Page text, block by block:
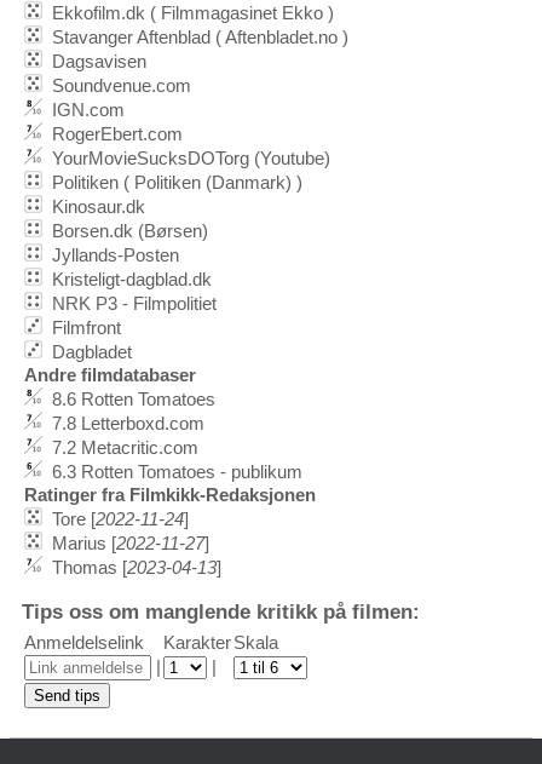
Ekkofilm.dk ( Filmmagasinet Ekko )
Stavanger Aftenblad ( Aftenbladet.no )
Dagsavisen
Soundvenue.com
IGN.com
RogerEbert.com
YourMovieSucksDOTorg (Youtube)
Politiken ( Politiken (Danmark) )
Kinosaur.dk
Borsen.dk (Børsen)
Jyllands-Posten
Kristeligt-dagblad.dk
NRK P3 - Filmpolitiet
Filmfront
Dagbladet
Andre filmdatabaser
8.6 Rotten Tomatoes
7.8 Letterboxd.com
7.2 Metacritic.com
6.3 Rotten Tomatoes - publikum
Ratinger fra Filmkikk-Redaksjonen
Tore [2022-11-24]
Marius [2022-11-27]
Thomas [2023-04-13]
Tips oss om manglende kritikk på filmen:
Anmeldelselink KarakterSkala
|
|